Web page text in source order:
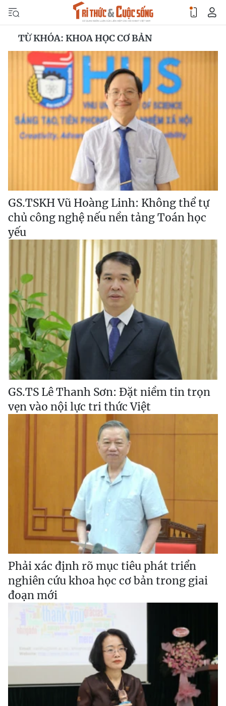
TỪ KHÓA: KHOA HỌC CƠ BẢN
GS.TSKH Vũ Hoàng Linh: Không thể tự
chủ công nghệ nếu nền tảng Toán học
yếu
GS.TS Lê Thanh Sơn: Đặt niềm tin trọn
vẹn vào nội lực tri thức Việt
Phải xác định rõ mục tiêu phát triển
nghiên cứu khoa học cơ bản trong giai
đoạn mới